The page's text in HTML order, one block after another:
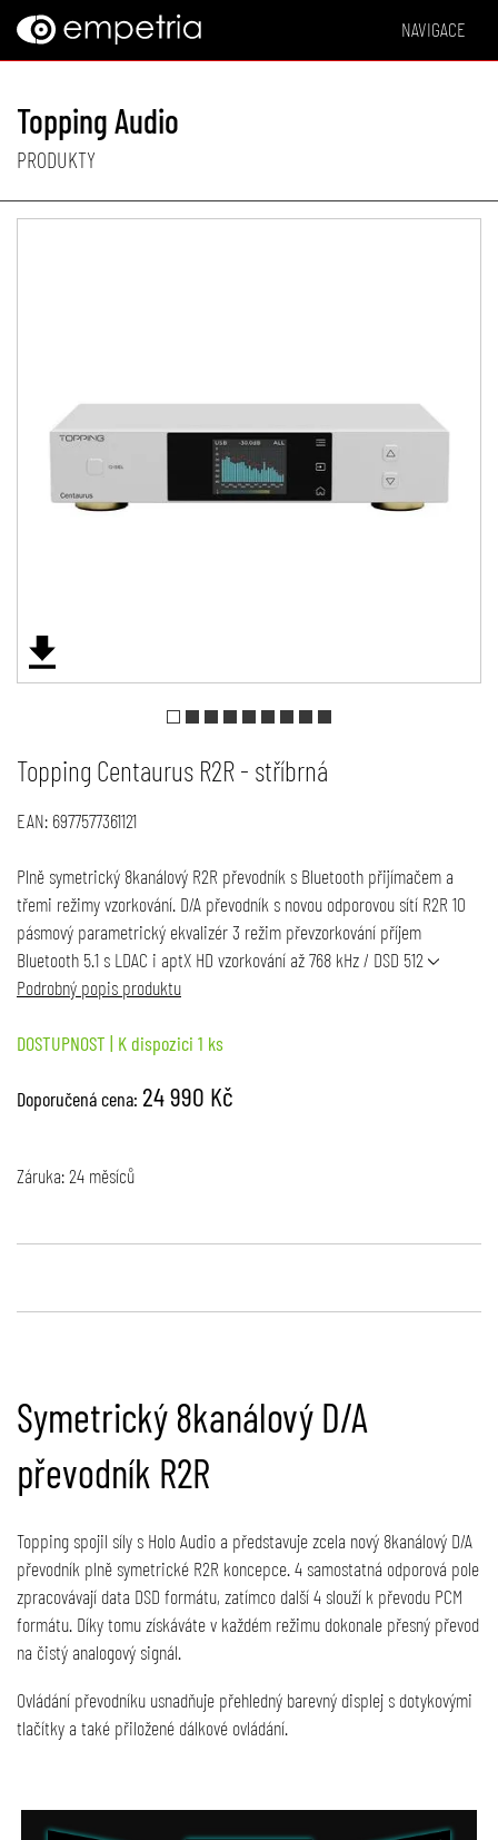
NAVIGACE
Topping Audio
PRODUKTY
Topping Centaurus R2R - stříbrná
EAN:6977577361121
Plně symetrický 8kanálový R2R převodník s Bluetooth přijímačem a
třemi režimy vzorkování. D/A převodník s novou odporovou sítí R2R 10
pásmový parametrický ekvalizér 3 režim převzorkování příjem
Bluetooth 5.1 s LDAC i aptX HD vzorkování až 768 kHz / DSD 512
Podrobný popis produktu
DOSTUPNOST | K dispozici 1 ks
Doporučená cena: 24 990 Kč
Záruka: 24 měsíců
Symetrický 8kanálový D/A
převodník R2R
Topping spojil síly s Holo Audio a představuje zcela nový 8kanálový D/A
převodník plně symetrické R2R koncepce. 4 samostatná odporová pole
zpracovávají data DSD formátu, zatímco další 4 slouží k převodu PCM
formátu. Díky tomu získáváte v každém režimu dokonale přesný převod
na čistý analogový signál.
Ovládání převodníku usnadňuje přehledný barevný displej s dotykovými
tlačítky a také přiložené dálkové ovládání.